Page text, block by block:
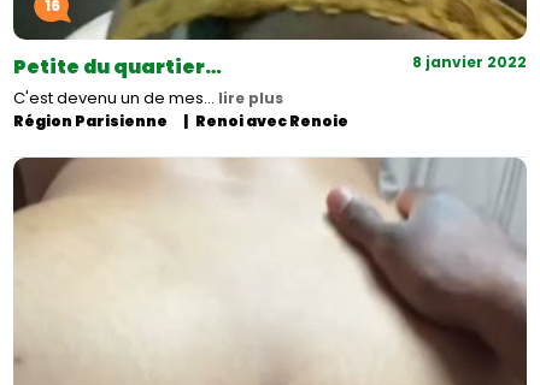
16
Petite du quartier… 8 janvier 2022
C'est devenu un de mes… lire plus
Région Parisienne
Renoi avec Renoie